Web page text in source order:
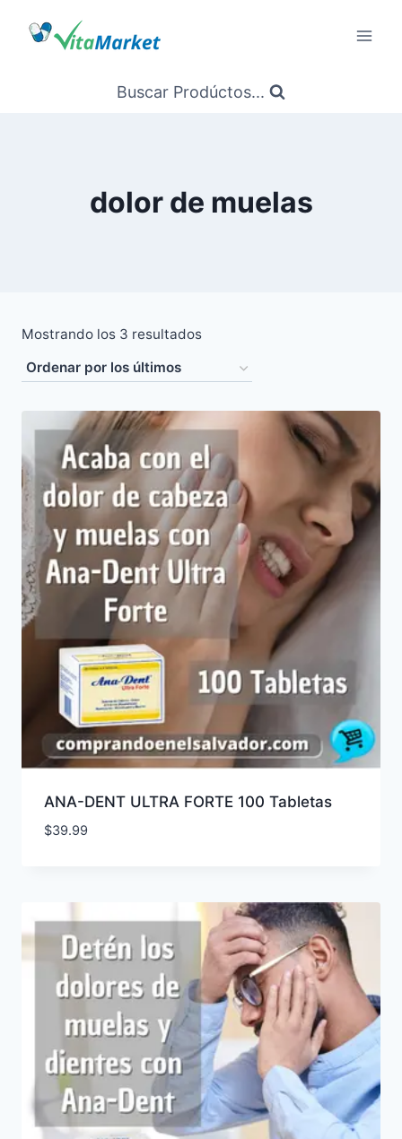
Buscar Prodúctos...
dolor de muelas
Mostrando los 3 resultadosOrdenado
los
últimos
ANA-DENT ULTRA FORTE 100 Tabletas
$39.99